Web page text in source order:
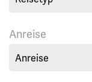
Anreise